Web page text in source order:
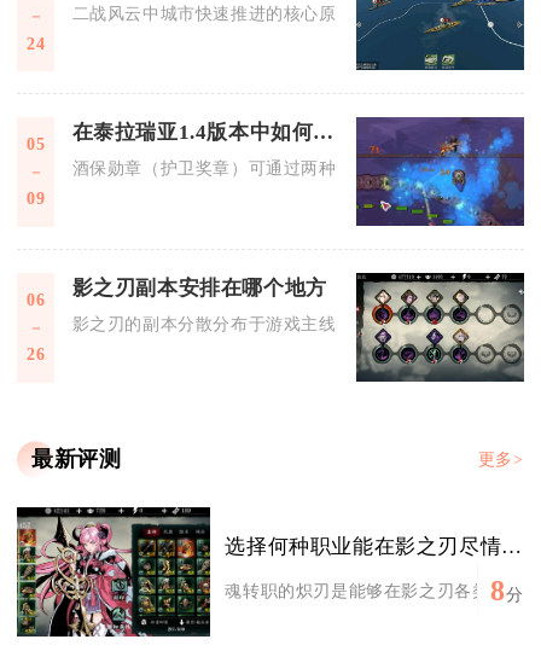
24
二战风云中城市快速推进的核心原因是精准侦察、高机动兵
05
09
在泰拉瑞亚1.4版本中如何得到酒保勋章
酒保勋章（护卫奖章）可通过两种核心途径获取：首次与酒
06
26
影之刃副本安排在哪个地方
影之刃的副本分散分布于游戏主线推进解锁的各大场景区域
最新评测 更多>
选择何种职业能在影之刃尽情发挥
魂转职的炽刃是能够在影之刃各类玩法
8分